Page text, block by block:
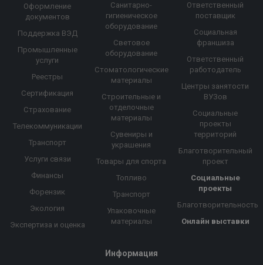
Оформление
документов
Поддержка ВЭД
Промышленные
услуги
Реестры
Сертификация
Страхование
Телекоммуникации
Транспорт
Услуги связи
Финансы
Форензик
Экология
Экспертиза и оценка
Санитарно-
гигиеническое
оборудование
Световое
оборудование
Стоматологические
материалы
Строительные и
отделочные
материалы
Сувениры и
украшения
Товары для спорта
Топливо
Транспорт
Упаковочные
материалы
Ответственный
поставщик
Социальная
франшиза
Ответственный
работодатель
Центры занятости
ВУЗов
Социальные
проекты
территорий
Благотворительный
проект
Социальные
проекты
Благотворительность
Онлайн выставки
Информация